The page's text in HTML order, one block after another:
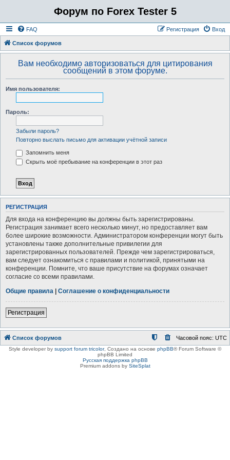
Форум по Forex Tester 5
FAQ Вход
Регистрация
Список форумов
Вам необходимо авторизоваться для цитирования
сообщений в этом форуме.
Имя пользователя:
Пароль:
Забыли пароль?
Повторно выслать письмо для активации учётной записи
Запомнить меня
Скрыть моё пребывание на конференции в этот раз
РЕГИСТРАЦИЯ
Для входа на конференцию вы должны быть зарегистрированы.
Регистрация занимает всего несколько минут, но предоставляет вам
более широкие возможности. Администратором конференции могут быть
установлены также дополнительные привилегии для
зарегистрированных пользователей. Прежде чем зарегистрироваться,
вам следует ознакомиться с правилами и политикой, принятыми на
конференции. Помните, что ваше присутствие на форумах означает
согласие со всеми правилами.
Общие правила | Соглашение о конфиденциальности
Регистрация
Список форумов Часовой пояс: UTC
Style developer by support forum tricolor, Создано на основе phpBB® Forum Software ©
phpBB Limited
Русская поддержка phpBB
Premium addons by SiteSplat